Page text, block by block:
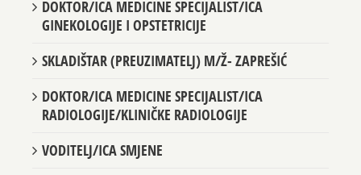
DOKTOR/ICA MEDICINE SPECIJALIST/ICA
GINEKOLOGIJE I OPSTETRICIJE
SKLADIŠTAR (PREUZIMATELJ) M/Ž- ZAPREŠIĆ
DOKTOR/ICA MEDICINE SPECIJALIST/ICA
RADIOLOGIJE/KLINIČKE RADIOLOGIJE
VODITELJ/ICA SMJENE